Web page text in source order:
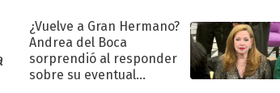
¿Vuelve a Gran Hermano?
Andrea del Boca
sorprendió al responder
sobre su eventual